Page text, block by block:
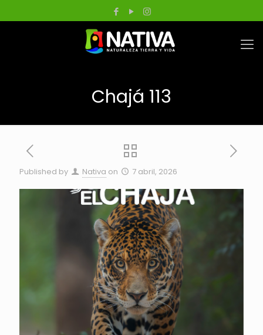
Chajá 113
Published by Nativa on 7 abril, 2026